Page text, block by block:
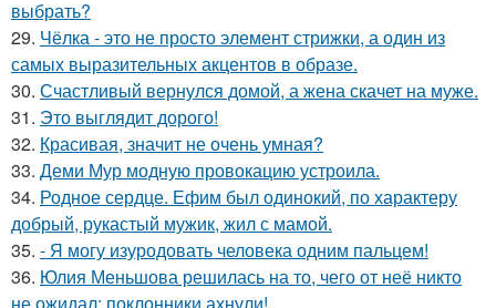
выбрать?
29. Чёлка - это не просто элемент стрижки, а один из
самых выразительных акцентов в образе.
30. Счастливый вернулся домой, а жена скачет на муже.
31. Это выглядит дорого!
32. Красивая, значит не очень умная?
33. Деми Мур модную провокацию устроила.
34. Родное сердце. Ефим был одинокий, по характеру
добрый, рукастый мужик, жил с мамой.
35. - Я могу изуродовать человека одним пальцем!
36. Юлия Меньшова решилась на то, чего от неё никто
не ожидал: поклонники ахнули!